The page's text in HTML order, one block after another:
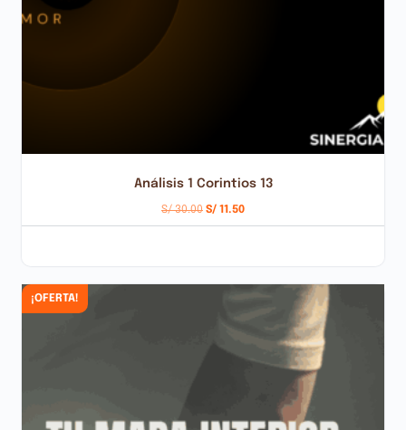
Análisis 1 Corintios 13
S/30.00 S/ 11.50
¡OFERTA!